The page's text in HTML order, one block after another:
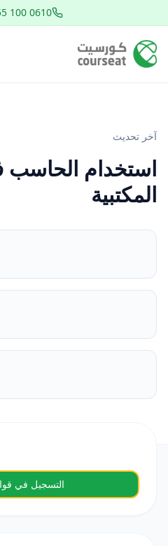
100 0610
آخر تحديث
استخدام الحاسب
المكتبية
التسجيل في